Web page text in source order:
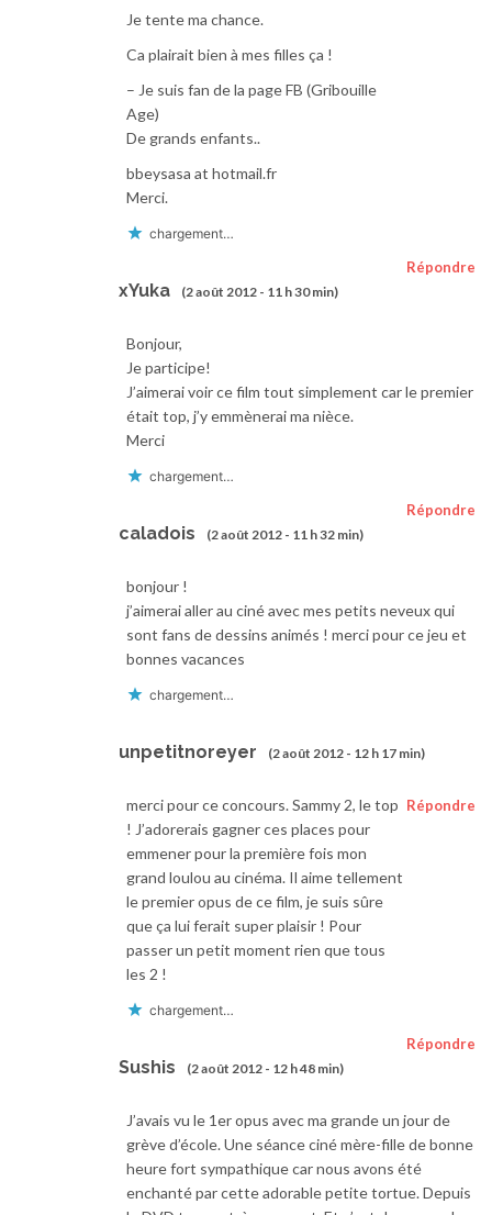
Je tente ma chance.
Ca plairait bien à mes filles ça !
– Je suis fan de la page FB (Gribouille
Age)
De grands enfants..
bbeysasa at hotmail.fr
Merci.
chargement…
xYuka (2 août 2012 - 11 h 30 min)
Répondre
Bonjour,
Je participe!
J’aimerai voir ce film tout simplement car le premier
était top, j’y emmènerai ma nièce.
Merci
chargement…
caladois (2 août 2012 - 11 h 32 min)
Répondre
bonjour !
j’aimerai aller au ciné avec mes petits neveux qui
sont fans de dessins animés ! merci pour ce jeu et
bonnes vacances
chargement…
unpetitnoreyer (2 août 2012 - 12 h 17 min)
Répondre
merci pour ce concours. Sammy 2, le top
! J’adorerais gagner ces places pour
emmener pour la première fois mon
grand loulou au cinéma. Il aime tellement
le premier opus de ce film, je suis sûre
que ça lui ferait super plaisir ! Pour
passer un petit moment rien que tous
les 2 !
chargement…
Sushis (2 août 2012 - 12 h 48 min)
Répondre
J’avais vu le 1er opus avec ma grande un jour de
grève d’école. Une séance ciné mère-fille de bonne
heure fort sympathique car nous avons été
enchanté par cette adorable petite tortue. Depuis